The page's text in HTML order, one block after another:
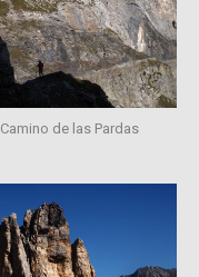
Camino de las Pardas